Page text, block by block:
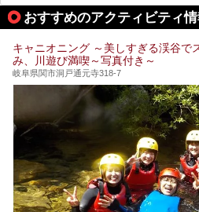
本記事では、下呂温泉エ
をご紹介するとともに散
下呂温泉観光をたっぷり
おすすめのアクティビティ
キャニオニング ～美しすぎる渓谷で
み、川遊び満喫～写真付き～
岐阜県関市洞戸通元寺318-7